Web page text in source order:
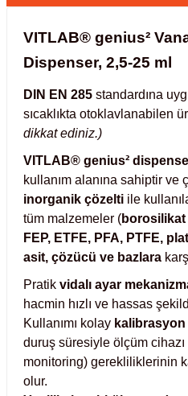
VITLAB® genius²
Dispenser, 2,5-25 ml
DIN EN 285 standardına
sıcaklıkta otoklavlanabilen
dikkat ediniz.)
VITLAB® genius²
kullanım alanına sahiptir ve
inorganik çözelti ile
tüm malzemeler (borosilikat
FEP, ETFE, PFA, PTFE,
asit, çözücü ve bazlara
Pratik vidalı ayar
hacmin hızlı ve hassas
Kullanımı kolay
duruş süresiyle ölçüm
monitoring) gerekliliklerinin
olur.